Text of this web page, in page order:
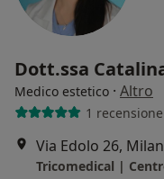
Dott.ssa
Medico estetico · Altro
1 recensione
Via Edolo 26,
Tricomedical |